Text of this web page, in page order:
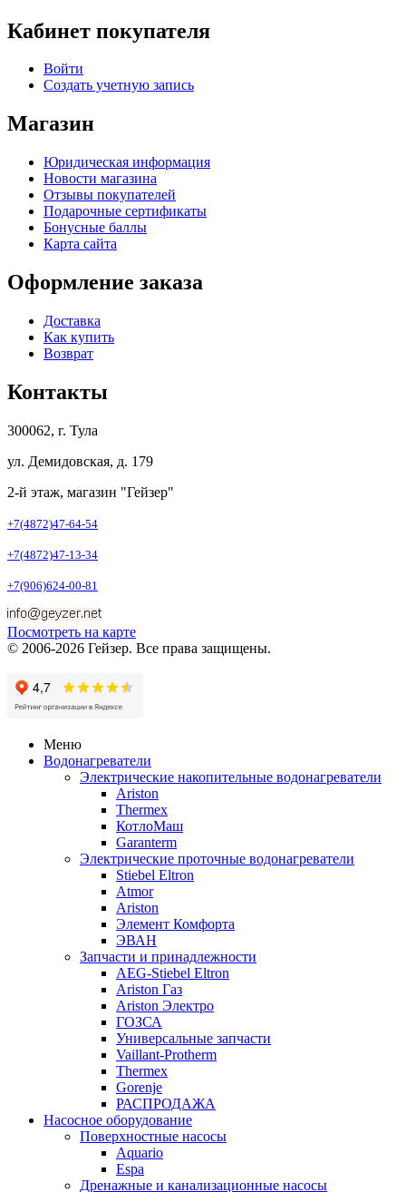
Кабинет покупателя
Войти
Создать учетную запись
Магазин
Юридическая информация
Новости магазина
Отзывы покупателей
Подарочные сертификаты
Бонусные баллы
Карта сайта
Оформление заказа
Доставка
Как купить
Возврат
Контакты
300062, г. Тула
ул. Демидовская, д. 179
2-й этаж, магазин "Гейзер"
+7(4872)47-64-54
+7(4872)47-13-34
+7(906)624-00-81
Посмотреть на карте
© 2006-2026 Гейзер. Все права защищены.
Меню
Водонагреватели
Электрические накопительные водонагреватели
Ariston
Thermex
КотлоМаш
Garanterm
Электрические проточные водонагреватели
Stiebel Eltron
Atmor
Ariston
Элемент Комфорта
ЭВАН
Запчасти и принадлежности
AEG-Stiebel Eltron
Ariston Газ
Ariston Электро
ГОЗСА
Универсальные запчасти
Vaillant-Protherm
Thermex
Gorenje
РАСПРОДАЖА
Насосное оборудование
Поверхностные насосы
Aquario
Espa
Дренажные и канализационные насосы